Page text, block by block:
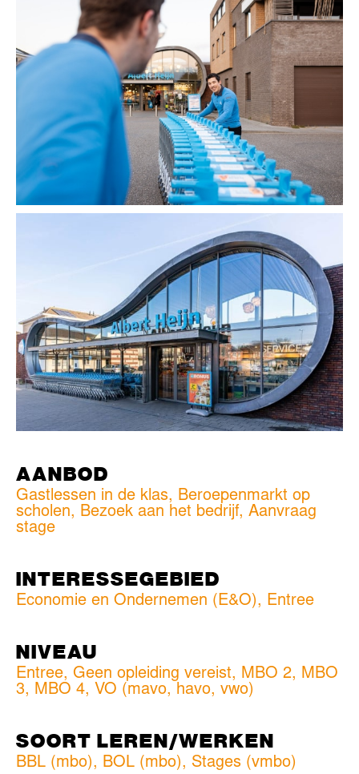
AANBOD
Gastlessen in de klas, Beroepenmarkt op
scholen, Bezoek aan het bedrijf, Aanvraag
stage
INTERESSEGEBIED
Economie en Ondernemen (E&O), Entree
NIVEAU
Entree, Geen opleiding vereist, MBO 2, MBO
3, MBO 4, VO (mavo, havo, vwo)
SOORT LEREN/WERKEN
BBL (mbo), BOL (mbo), Stages (vmbo)